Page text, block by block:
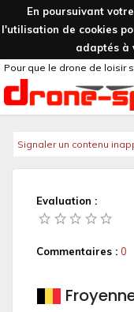
En poursuivant
l'utilisation de cookies
adaptés à
Pour que le drone de loisir
Signaler un contenu
Evaluation :
Commentaires : 0